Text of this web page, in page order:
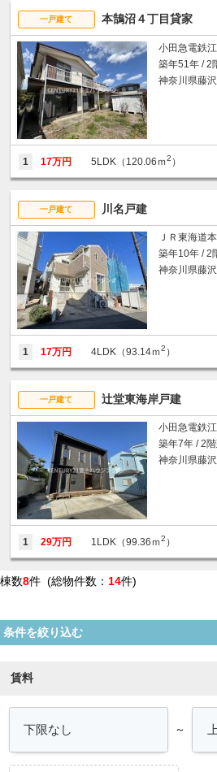
一戸建て 本鵠沼４丁目貸家
小田急電鉄
築年51年 / 2
神奈川県藤
1 17万円 5LDK（120.06ｍ2 ）
一戸建て 川名戸建
ＪＲ東海道
築年10年 / 2
神奈川県藤
1 17万円 4LDK（93.14ｍ2 ）
一戸建て 辻堂東海岸戸建
小田急電鉄
築年7年 / 2
神奈川県藤
1 29万円 1LDK（99.36ｍ2 ）
棟数8件 (総物件数： 14件)
条件を絞り込む
賃料
～